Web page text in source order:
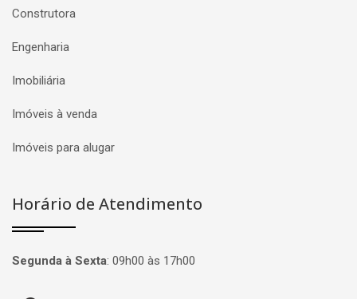
Construtora
Engenharia
Imobiliária
Imóveis à venda
Imóveis para alugar
Horário de Atendimento
Segunda à Sexta: 09h00 às 17h00